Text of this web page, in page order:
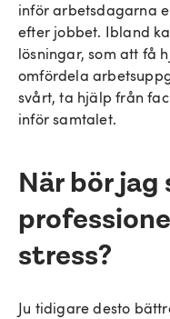
inför arbetsdagarna
efter jobbet. Ibland
lösningar, som att få
omfördela
svårt, ta hjälp från
inför samtalet.
När bör jag
stress?
Ju tidigare desto